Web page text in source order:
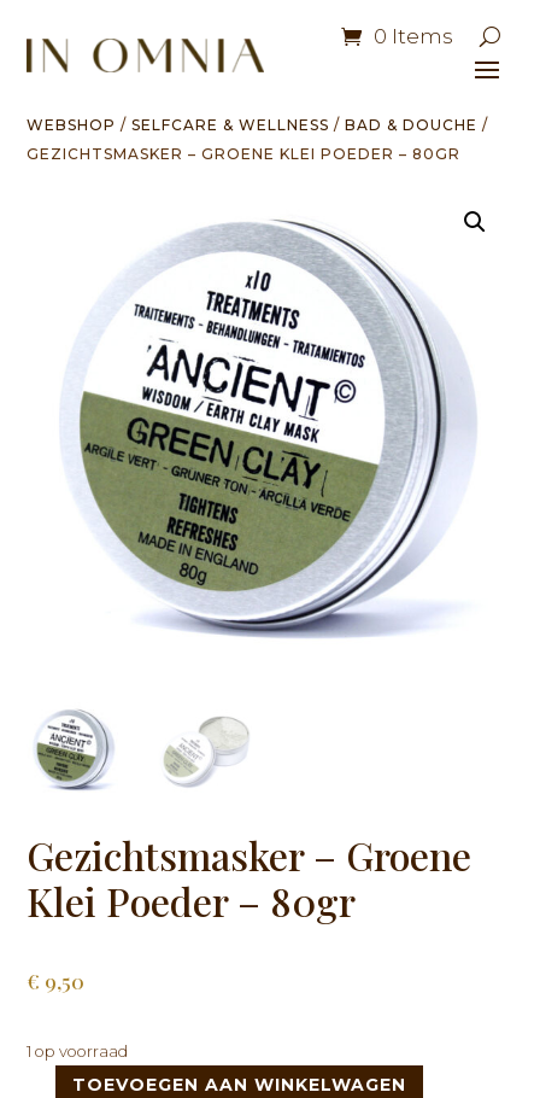
0 Items
WEBSHOP /SELFCARE & WELLNESS /BAD & DOUCHE /
GEZICHTSMASKER – GROENE KLEI POEDER – 80GR
Gezichtsmasker – Groene
Klei Poeder – 80gr
€ 9,50
1 op voorraad
TOEVOEGEN AAN WINKELWAGEN